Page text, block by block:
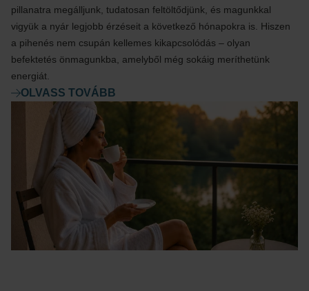
pillanatra megálljunk, tudatosan feltöltődjünk, és magunkkal
vigyük a nyár legjobb érzéseit a következő hónapokra is. Hiszen
a pihenés nem csupán kellemes kikapcsolódás – olyan
befektetés önmagunkba, amelyből még sokáig meríthetünk
energiát.
OLVASS TOVÁBB